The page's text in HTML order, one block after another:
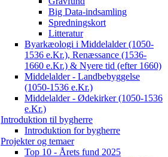
Big Data-indsamling
Spredningskort
Litteratur
Byarkæologi i Middelalder (1050-
1536 e.Kr.), Renæssance (1536-
1660 e.Kr.) & Nyere tid (efter 1660)
Middelalder - Landbebyggelse
(1050-1536 e.Kr.)
Middelalder - Ødekirker (1050-1536
e.Kr.)
Introduktion til bygherre
Introduktion for bygherre
Projekter og temaer
Top 10 - Årets fund 2025